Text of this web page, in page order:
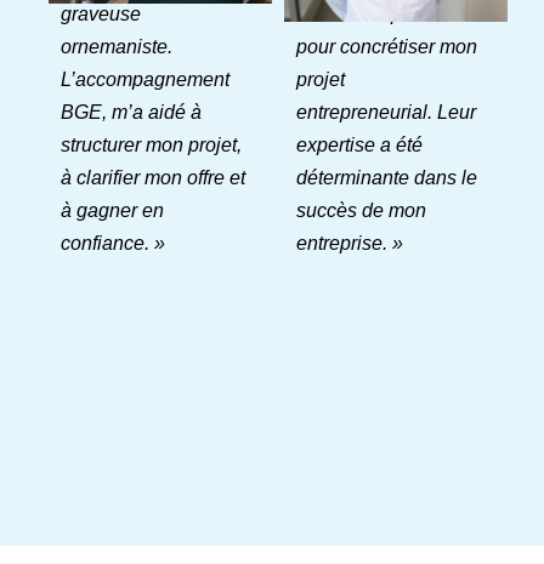
graveuse
ornemaniste.
L’accompagnement
BGE, m’a aidé à
structurer mon projet,
à clarifier mon offre et
à gagner en
confiance. »
un soutien précieux
pour concrétiser mon
projet
entrepreneurial. Leur
expertise a été
déterminante dans le
succès de mon
entreprise. »